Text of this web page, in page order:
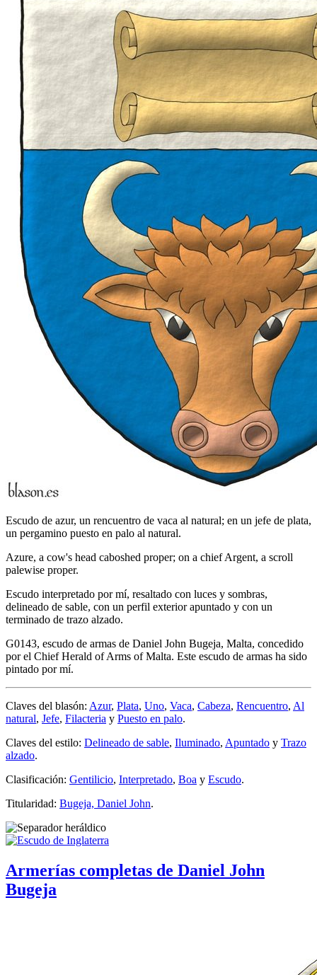
Escudo de azur, un rencuentro de vaca al natural; en un jefe de plata,
un pergamino puesto en palo al natural.
Azure, a cow's head caboshed proper; on a chief Argent, a scroll
palewise proper.
Escudo interpretado por mí, resaltado con luces y sombras,
delineado de sable, con un perfil exterior apuntado y con un
terminado de trazo alzado.
G0143, escudo de armas de Daniel John Bugeja, Malta, concedido
por el Chief Herald of Arms of Malta. Este escudo de armas ha sido
pintado por mí.
Claves del blasón: Azur, Plata, Uno, Vaca, Cabeza, Rencuentro, Al
natural, Jefe, Filacteria y Puesto en palo.
Claves del estilo: Delineado de sable, Iluminado, Apuntado y Trazo
alzado.
Clasificación: Gentilicio, Interpretado, Boa y Escudo.
Titularidad: Bugeja, Daniel John.
Armerías completas de Daniel John
Bugeja